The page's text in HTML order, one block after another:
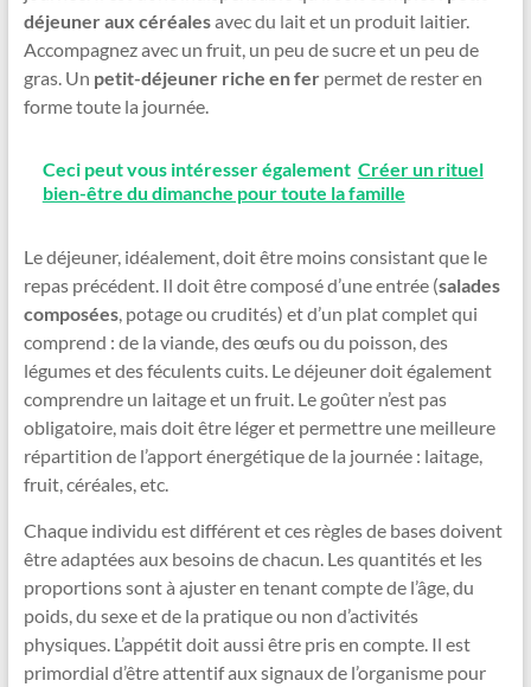
déjeuner aux céréalesavec du lait et un produit laitier.
Accompagnez avec un fruit, un peu de sucre et un peu de
gras. Un petit-déjeuner riche en ferpermet de rester en
forme toute la journée.
Ceci peut vous intéresser également Créer un rituel
bien-être du dimanche pour toute la famille
Le déjeuner, idéalement, doit être moins consistant que le
repas précédent. Il doit être composé d’une entrée (salades
composées, potage ou crudités) et d’un plat complet qui
comprend : de la viande, des œufs ou du poisson, des
légumes et des féculents cuits. Le déjeuner doit également
comprendre un laitage et un fruit. Le goûter n’est pas
obligatoire, mais doit être léger et permettre une meilleure
répartition de l’apport énergétique de la journée : laitage,
fruit, céréales, etc.
Chaque individu est différent et ces règles de bases doivent
être adaptées aux besoins de chacun. Les quantités et les
proportions sont à ajuster en tenant compte de l’âge, du
poids, du sexe et de la pratique ou non d’activités
physiques. L’appétit doit aussi être pris en compte. Il est
primordial d’être attentif aux signaux de l’organisme pour